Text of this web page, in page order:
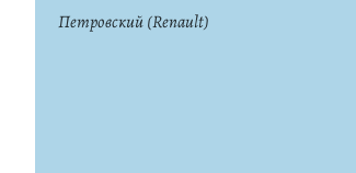
Петровский (Renault)